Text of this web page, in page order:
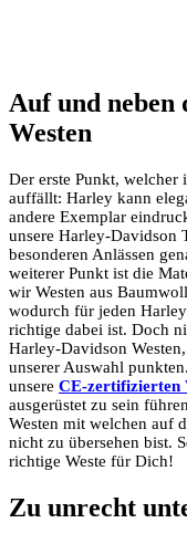
Auf und neben
Westen
Der erste Punkt, welcher
auffällt: Harley kann
andere Exemplar
unsere Harley-Davidson
besonderen Anlässen
weiterer Punkt ist die
wir Westen aus
wodurch für jeden
richtige dabei ist. Doch
Harley-Davidson
unserer Auswahl
unsere CE-zertifizierten
ausgerüstet zu sein
Westen mit welchen auf
nicht zu übersehen bist.
richtige Weste für Dich!
Zu unrecht